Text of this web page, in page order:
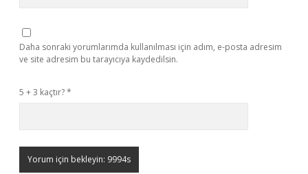
Daha sonraki yorumlarımda kullanılması için adım, e-posta adresim
ve site adresim bu tarayıcıya kaydedilsin.
5 + 3 kaçtır?*